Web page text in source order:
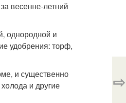
весенне-летний
однородной и
удобрения: торф,
и существенно
и другие
⇨